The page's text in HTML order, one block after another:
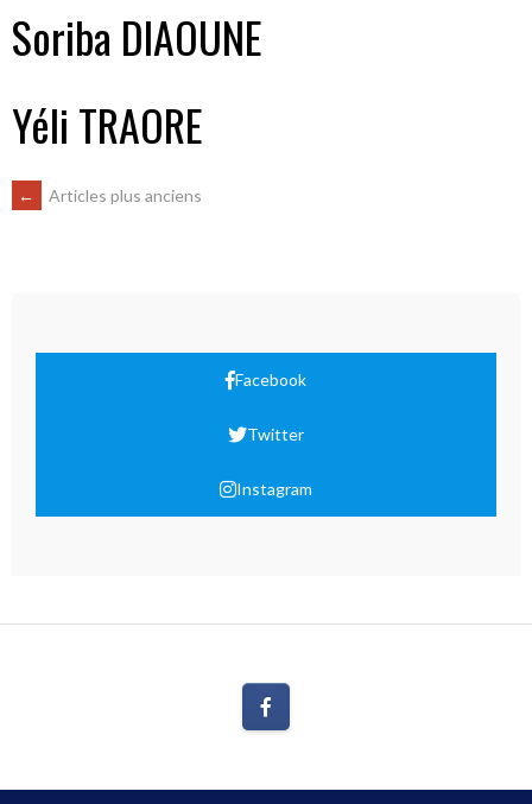
Soriba DIAOUNE
Yéli TRAORE
← Articles plus anciens
Facebook
Twitter
Instagram